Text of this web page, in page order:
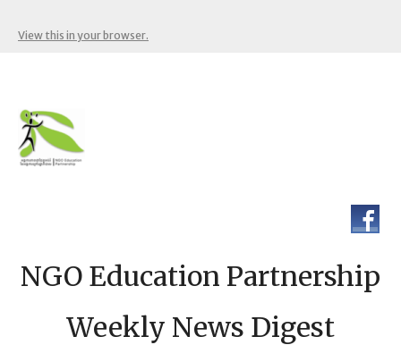
View this in your browser.
NGO Education Partnership
Weekly News Digest